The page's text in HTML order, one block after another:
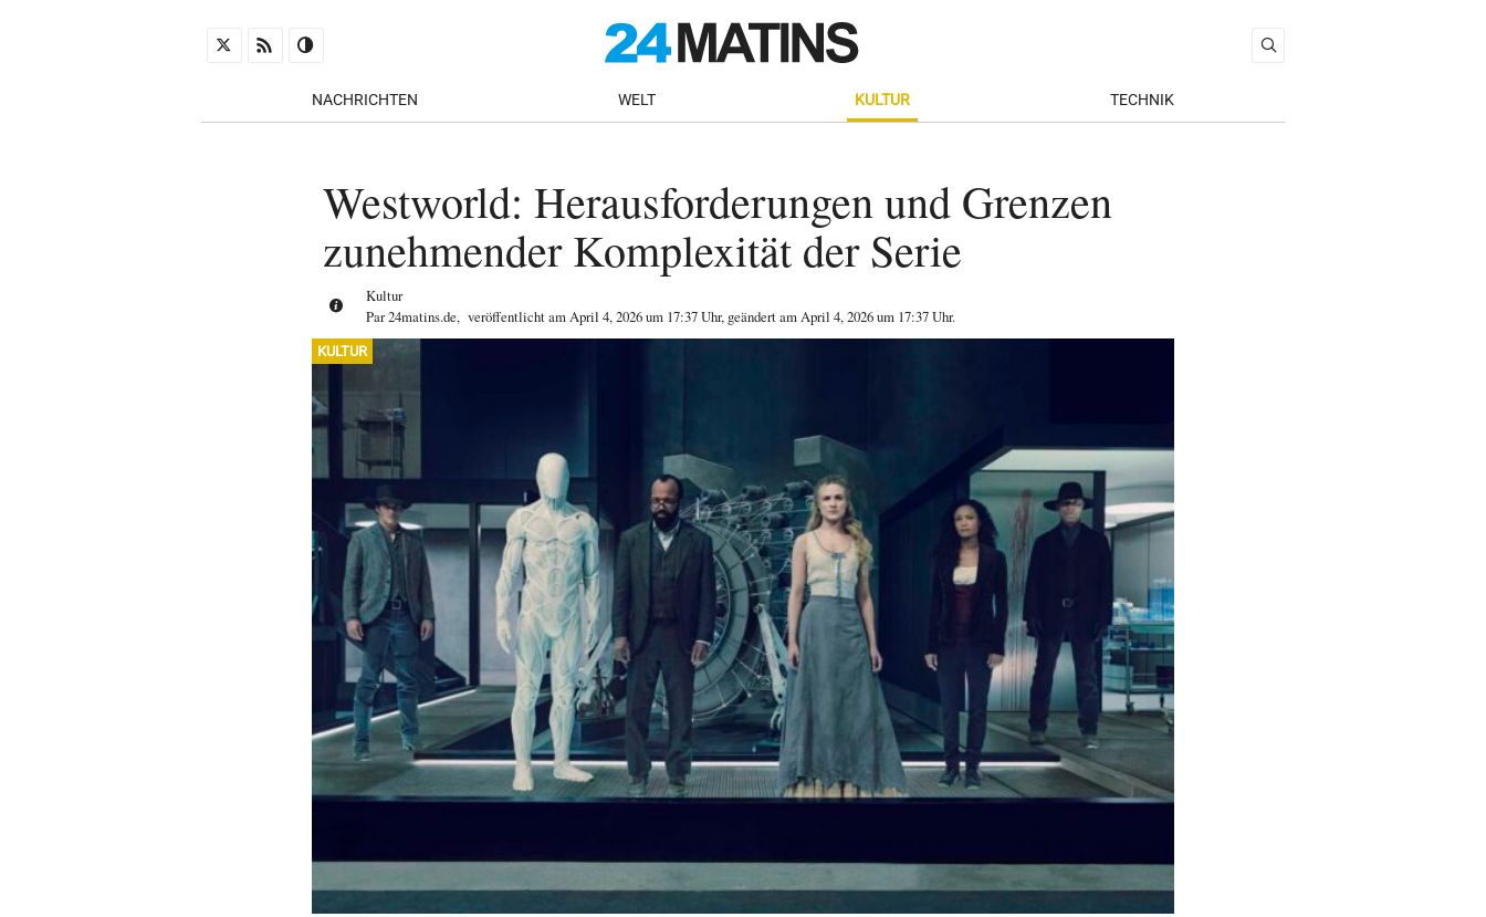
NACHRICHTEN WELT KULTUR TECHNIK
Westworld: Herausforderungen und Grenzen
zunehmender Komplexität der Serie
Kultur
Par24matins.de, veröffentlicht amApril 4, 2026um 17:37 Uhr, geändert am April 4, 2026 um 17:37 Uhr.
KULTUR